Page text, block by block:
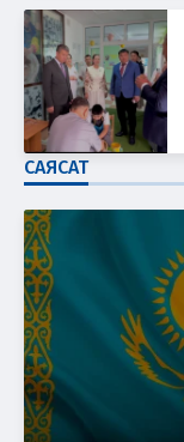
САЯСАТ